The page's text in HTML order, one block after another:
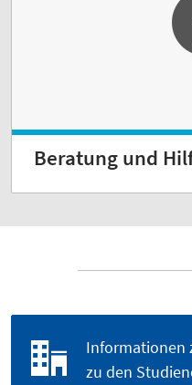
Beratung und
Informationen
zu den